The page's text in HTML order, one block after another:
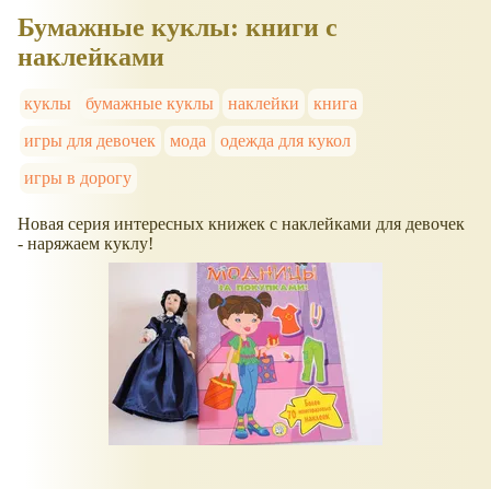
Бумажные куклы: книги с
наклейками
куклы бумажные куклы наклейки
книга
игры для девочек
мода
одежда для кукол
игры в дорогу
Новая серия интересных книжек с наклейками для девочек
- наряжаем куклу!